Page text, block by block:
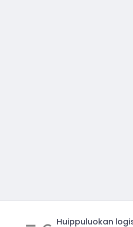
Huippuluokan